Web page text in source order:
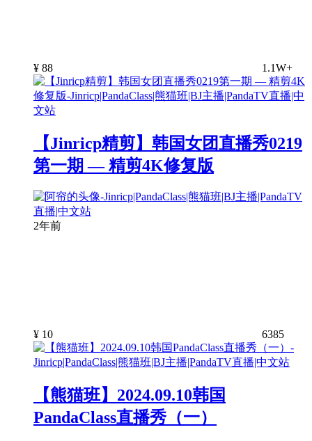
¥ 88 1.1W+
【Jinricp精剪】韩国女团直播秀0219
第一期 — 精剪4K修复版
2年前
¥ 10 6385
【熊猫班】2024.09.10韩国
PandaClass直播秀（一）